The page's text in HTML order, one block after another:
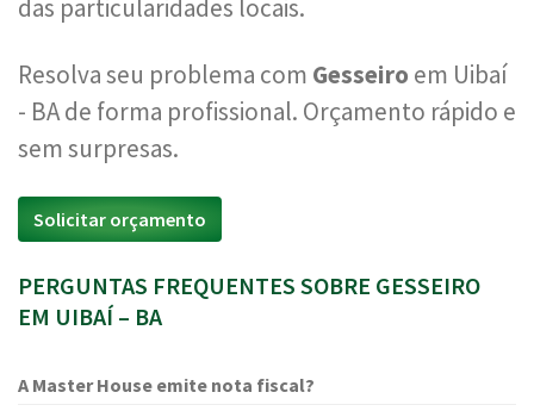
das particularidades locais.
Resolva seu problema com Gesseiro em Uibaí
- BA de forma profissional. Orçamento rápido e
sem surpresas.
Solicitar orçamento
PERGUNTAS FREQUENTES SOBRE GESSEIRO
EM UIBAÍ – BA
A Master House emite nota fiscal?